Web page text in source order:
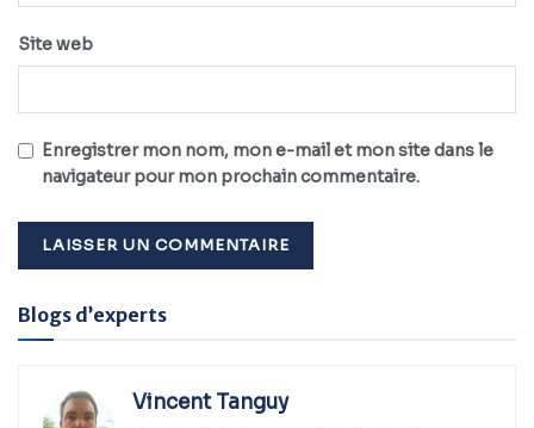
Site web
Enregistrer mon nom, mon e-mail et mon site dans le
navigateur pour mon prochain commentaire.
Alternative:
Blogs d’experts
Vincent Tanguy